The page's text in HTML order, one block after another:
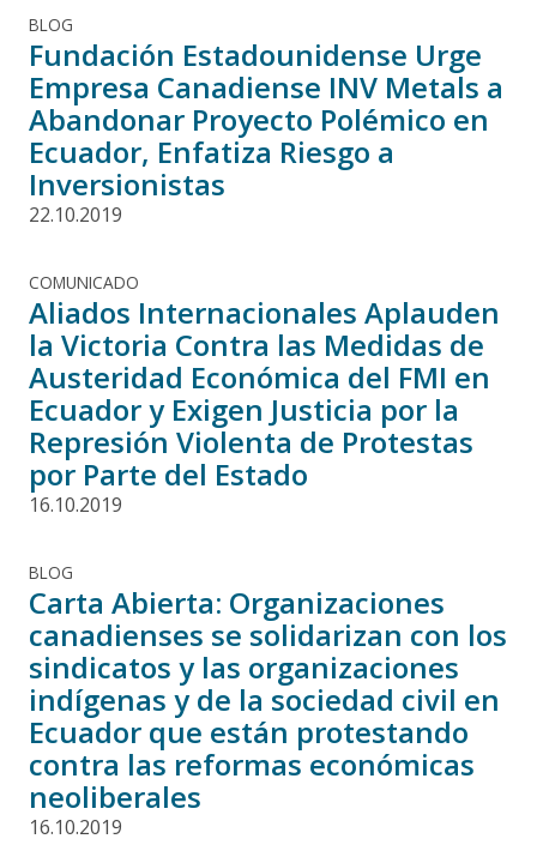
BLOG
Fundación Estadounidense Urge
Empresa Canadiense INV Metals a
Abandonar Proyecto Polémico en
Ecuador, Enfatiza Riesgo a
Inversionistas
22.10.2019
COMUNICADO
Aliados Internacionales Aplauden
la Victoria Contra las Medidas de
Austeridad Económica del FMI en
Ecuador y Exigen Justicia por la
Represión Violenta de Protestas
por Parte del Estado
16.10.2019
BLOG
Carta Abierta: Organizaciones
canadienses se solidarizan con los
sindicatos y las organizaciones
indígenas y de la sociedad civil en
Ecuador que están protestando
contra las reformas económicas
neoliberales
16.10.2019